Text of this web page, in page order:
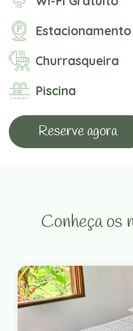
Estacionamento
Churrasqueira
Piscina
Reserve agora
Conheça os